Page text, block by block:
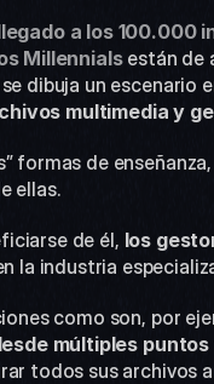
a los 100.000
Millennials están de
dibuja un escenario
multimedia y
formas de
ellas.
de él, los
la industria
como son, por
múltiples
todos sus archivos